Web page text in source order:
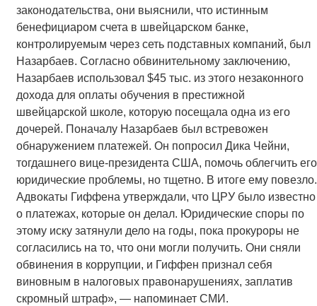
законодательства, они выяснили, что истинным
бенефициаром счета в швейцарском банке,
контролируемым через сеть подставных компаний, был
Назарбаев. Согласно обвинительному заключению,
Назарбаев использовал $45 тыс. из этого незаконного
дохода для оплаты обучения в престижной
швейцарской школе, которую посещала одна из его
дочерей. Поначалу Назарбаев был встревожен
обнаружением платежей. Он попросил Дика Чейни,
тогдашнего вице-президента США, помочь облегчить его
юридические проблемы, но тщетно. В итоге ему повезло.
Адвокаты Гиффена утверждали, что ЦРУ было известно
о платежах, которые он делал. Юридические споры по
этому иску затянули дело на годы, пока прокуроры не
согласились на то, что они могли получить. Они сняли
обвинения в коррупции, и Гиффен признал себя
виновным в налоговых правонарушениях, заплатив
скромный штраф», — напоминает СМИ.